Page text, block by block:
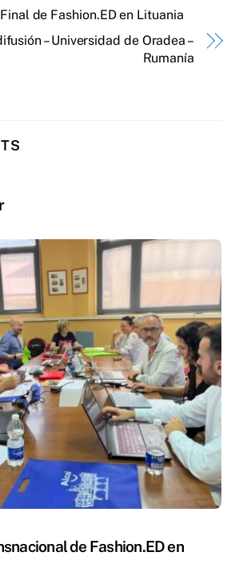
de Fashion.ED en Lituania
– Universidad de Oradea –
Rumanía
de Fashion.ED en